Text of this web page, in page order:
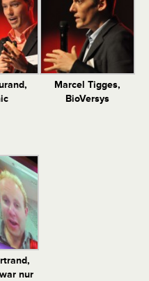
Marcel Tigges,
BioVersys
nur